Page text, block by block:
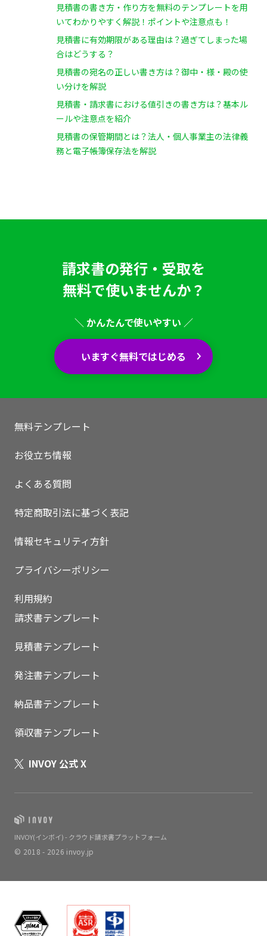
見積書の書き方・作り方を無料のテンプレートを用
いてわかりやすく解説！ポイントや注意点も！
見積書に有効期限がある理由は？過ぎてしまった場
合はどうする？
見積書の宛名の正しい書き方は？御中・様・殿の使
い分けを解説
見積書・請求書における値引きの書き方は？基本ル
ールや注意点を紹介
見積書の保管期間とは？法人・個人事業主の法律義
務と電子帳簿保存法を解説
いますぐ無料登録
請求書の発行・受取を
無料で使いませんか？
＼ かんたんで使いやすい ／
いますぐ無料ではじめる
無料テンプレート
お役立ち情報
よくある質問
特定商取引法に基づく表記
情報セキュリティ方針
プライバシーポリシー
利用規約
請求書テンプレート
見積書テンプレート
発注書テンプレート
納品書テンプレート
領収書テンプレート
INVOY 公式 X
INVOY(インボイ) - クラウド請求書プラットフォーム
© 2018 - 2026 invoy.jp